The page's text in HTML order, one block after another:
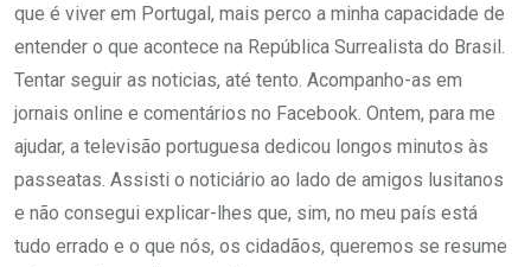
que é viver em Portugal, mais perco a minha capacidade de
entender o que acontece na República Surrealista do Brasil.
Tentar seguir as noticias, até tento. Acompanho-as em
jornais online e comentários no Facebook. Ontem, para me
ajudar, a televisão portuguesa dedicou longos minutos às
passeatas. Assisti o noticiário ao lado de amigos lusitanos
e não consegui explicar-lhes que, sim, no meu país está
tudo errado e o que nós, os cidadãos, queremos se resume